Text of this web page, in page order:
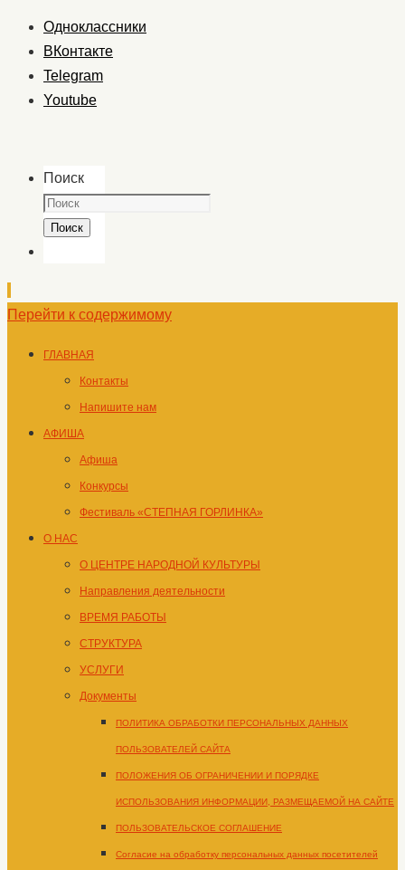
Одноклассники
ВКонтакте
Telegram
Youtube
Поиск
Поиск
Перейти к содержимому
ГЛАВНАЯ
Контакты
Напишите нам
АФИША
Афиша
Конкурсы
Фестиваль «СТЕПНАЯ ГОРЛИНКА»
О НАС
О ЦЕНТРЕ НАРОДНОЙ КУЛЬТУРЫ
Направления деятельности
ВРЕМЯ РАБОТЫ
СТРУКТУРА
УСЛУГИ
Документы
ПОЛИТИКА ОБРАБОТКИ ПЕРСОНАЛЬНЫХ ДАННЫХ
ПОЛЬЗОВАТЕЛЕЙ САЙТА
ПОЛОЖЕНИЯ ОБ ОГРАНИЧЕНИИ И ПОРЯДКЕ
ИСПОЛЬЗОВАНИЯ ИНФОРМАЦИИ, РАЗМЕЩАЕМОЙ НА САЙТЕ
ПОЛЬЗОВАТЕЛЬСКОЕ СОГЛАШЕНИЕ
Согласие на обработку персональных данных посетителей